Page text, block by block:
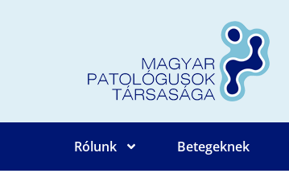
Rólunk Betegeknek